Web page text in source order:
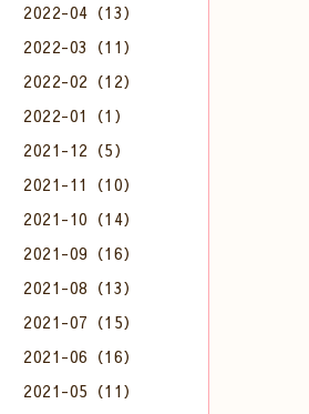
2022-04（13）
2022-03（11）
2022-02（12）
2022-01（1）
2021-12（5）
2021-11（10）
2021-10（14）
2021-09（16）
2021-08（13）
2021-07（15）
2021-06（16）
2021-05（11）